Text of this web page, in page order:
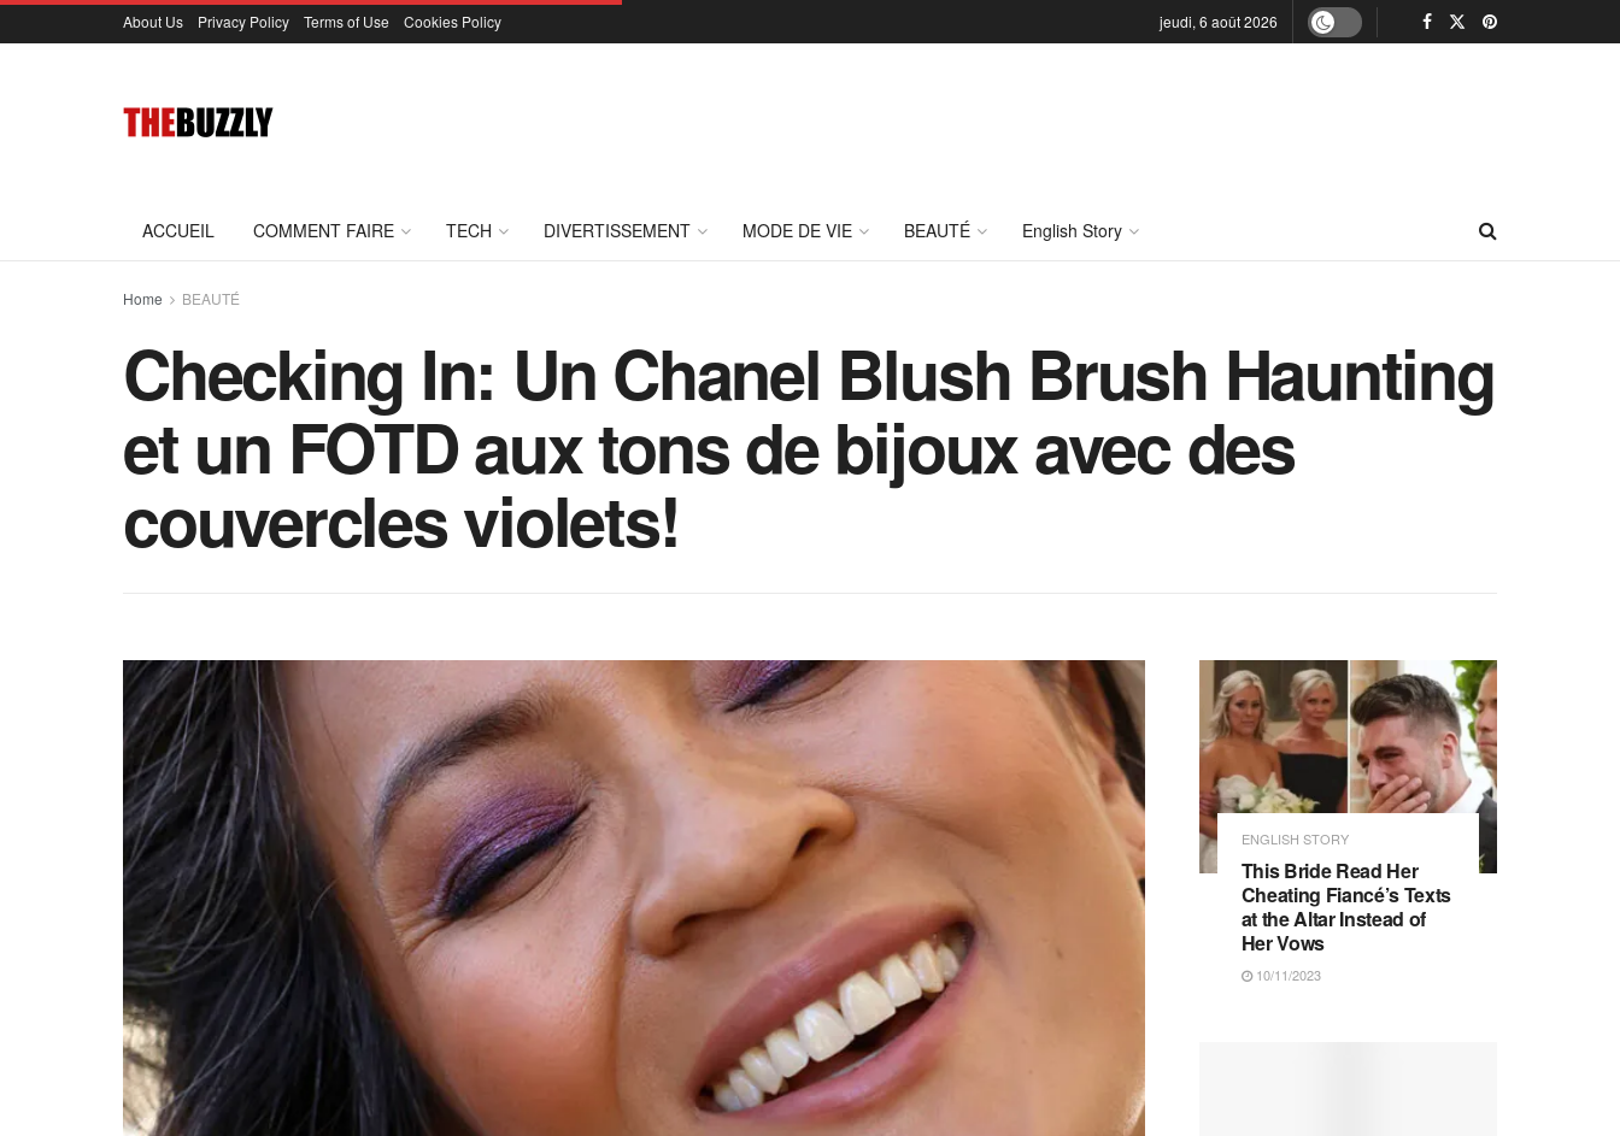
About Us Privacy Policy Terms of Use Cookies Policy jeudi, 6 août 2026
ACCUEIL COMMENT FAIRE TECH DIVERTISSEMENT MODE DE VIE BEAUTÉ English Story
Home BEAUTÉ
Checking In: Un Chanel Blush Brush Haunting
et un FOTD aux tons de bijoux avec des
couvercles violets!
ENGLISH STORY
This Bride Read Her
Cheating Fiancé’s Texts
at the Altar Instead of
Her Vows
10/11/2023